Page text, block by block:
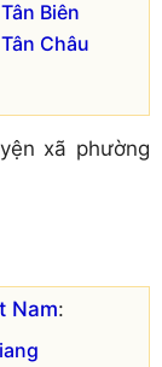
Biên
Châu
xã phường
Nam: